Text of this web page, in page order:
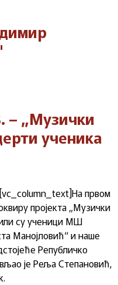
– „Музички
ученика
првом
пројекта „Музички
су ученици МШ
Манојловић“ и наше
Републичко
је Реља Степановић,